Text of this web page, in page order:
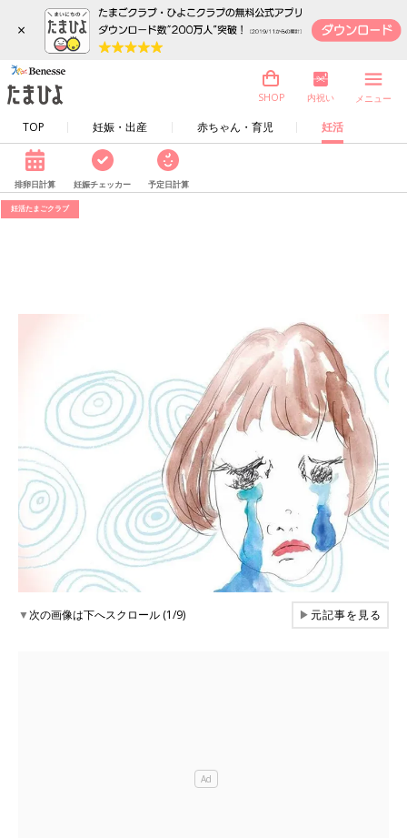
×
TOP 妊娠・出産 赤ちゃん・育児 妊活
SHOP 内祝い メニュー
排卵日計算 妊娠チェッカー 予定日計算
妊活たまごクラブ
▼次の画像は下へスクロール (1/9) ▶元記事を見る